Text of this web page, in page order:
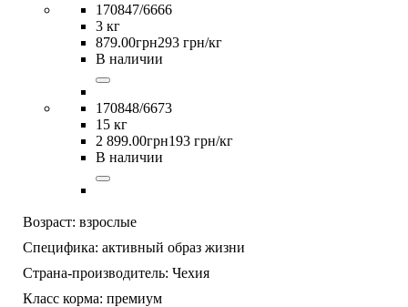
170847/6666
3 кг
879.00грн293 грн/кг
В наличии
170848/6673
15 кг
2 899.00грн193 грн/кг
В наличии
Возраст: взрослые
Специфика: активный образ жизни
Страна-производитель: Чехия
Класс корма: премиум